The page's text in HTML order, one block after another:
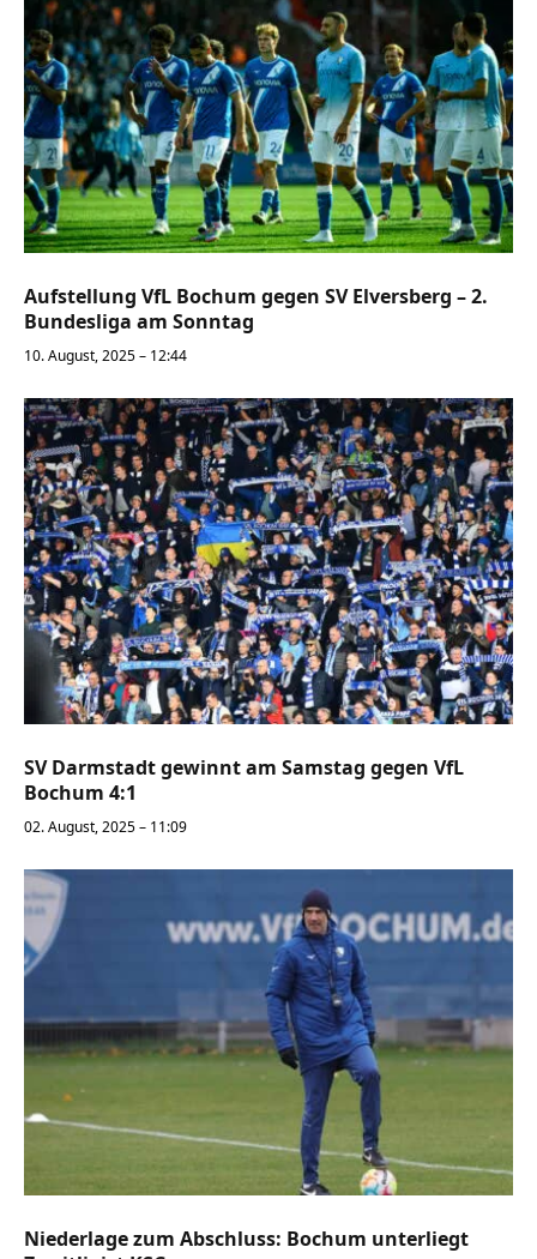
Aufstellung VfL Bochum gegen SV Elversberg – 2.
Bundesliga am Sonntag
10. August, 2025 – 12:44
SV Darmstadt gewinnt am Samstag gegen VfL
Bochum 4:1
02. August, 2025 – 11:09
Niederlage zum Abschluss: Bochum unterliegt